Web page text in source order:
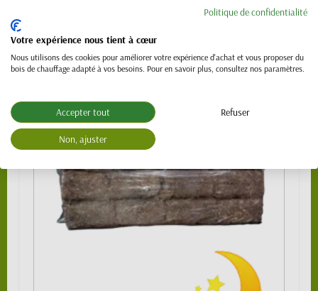
359,00 €
Palette 990 kg
Politique de confidentialité
Votre expérience nous tient à cœur
Nous utilisons des cookies pour améliorer votre expérience d'achat et vous proposer du
bois de chauffage adapté à vos besoins. Pour en savoir plus, consultez nos paramètres.
Accepter tout Refuser
Non, ajuster